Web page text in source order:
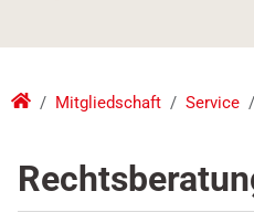
Mitgliedschaft Service